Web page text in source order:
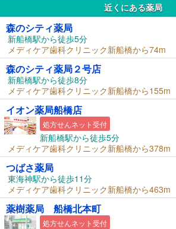
近くにある薬局
森のシティ薬局
新船橋駅から徒歩5分
メディケア歯科クリニック新船橋から74m
森のシティ薬局２号店
新船橋駅から徒歩8分
メディケア歯科クリニック新船橋から155m
イオン薬局船橋店
処方せんネット受付
新船橋駅から徒歩5分
メディケア歯科クリニック新船橋から378m
つばさ薬局
東海神駅から徒歩11分
メディケア歯科クリニック新船橋から463m
薬樹薬局 船橋北本町
処方せんネット受付